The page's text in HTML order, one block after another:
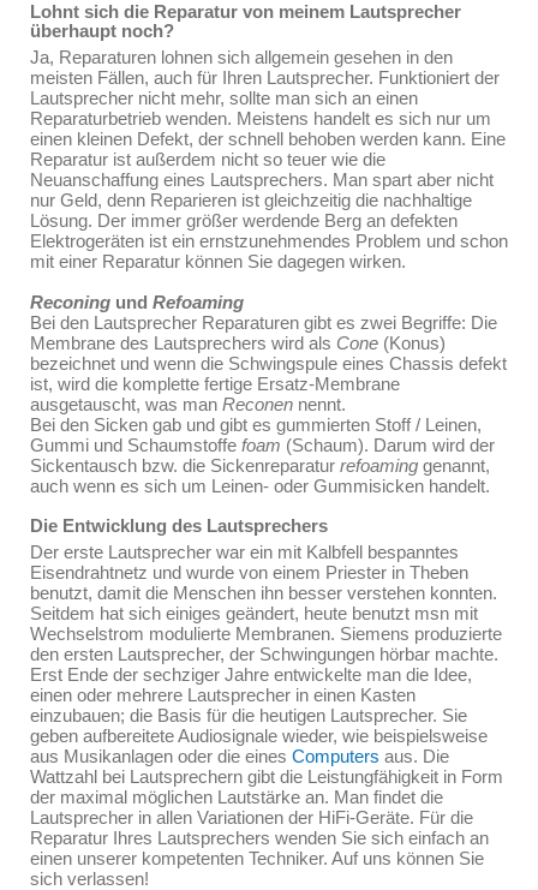
Lohnt sich die Reparatur von meinem Lautsprecher
überhaupt noch?
Ja, Reparaturen lohnen sich allgemein gesehen in den
meisten Fällen, auch für Ihren Lautsprecher. Funktioniert der
Lautsprecher nicht mehr, sollte man sich an einen
Reparaturbetrieb wenden. Meistens handelt es sich nur um
einen kleinen Defekt, der schnell behoben werden kann. Eine
Reparatur ist außerdem nicht so teuer wie die
Neuanschaffung eines Lautsprechers. Man spart aber nicht
nur Geld, denn Reparieren ist gleichzeitig die nachhaltige
Lösung. Der immer größer werdende Berg an defekten
Elektrogeräten ist ein ernstzunehmendes Problem und schon
mit einer Reparatur können Sie dagegen wirken.
Reconing und Refoaming
Bei den Lautsprecher Reparaturen gibt es zwei Begriffe: Die
Membrane des Lautsprechers wird als Cone (Konus)
bezeichnet und wenn die Schwingspule eines Chassis defekt
ist, wird die komplette fertige Ersatz-Membrane
ausgetauscht, was man Reconen nennt.
Bei den Sicken gab und gibt es gummierten Stoff / Leinen,
Gummi und Schaumstoffe foam (Schaum). Darum wird der
Sickentausch bzw. die Sickenreparatur refoaming genannt,
auch wenn es sich um Leinen- oder Gummisicken handelt.
Die Entwicklung des Lautsprechers
Der erste Lautsprecher war ein mit Kalbfell bespanntes
Eisendrahtnetz und wurde von einem Priester in Theben
benutzt, damit die Menschen ihn besser verstehen konnten.
Seitdem hat sich einiges geändert, heute benutzt msn mit
Wechselstrom modulierte Membranen. Siemens produzierte
den ersten Lautsprecher, der Schwingungen hörbar machte.
Erst Ende der sechziger Jahre entwickelte man die Idee,
einen oder mehrere Lautsprecher in einen Kasten
einzubauen; die Basis für die heutigen Lautsprecher. Sie
geben aufbereitete Audiosignale wieder, wie beispielsweise
aus Musikanlagen oder die eines Computers aus. Die
Wattzahl bei Lautsprechern gibt die Leistungfähigkeit in Form
der maximal möglichen Lautstärke an. Man findet die
Lautsprecher in allen Variationen der HiFi-Geräte. Für die
Reparatur Ihres Lautsprechers wenden Sie sich einfach an
einen unserer kompetenten Techniker. Auf uns können Sie
sich verlassen!